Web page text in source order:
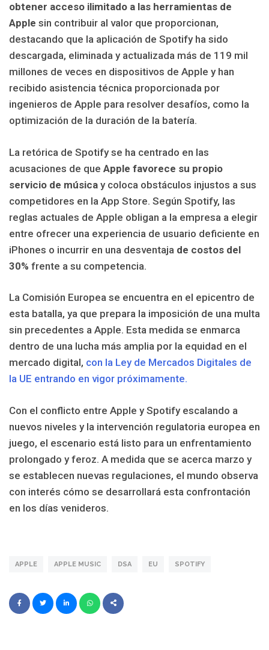
obtener acceso ilimitado a las herramientas de
Apple sin contribuir al valor que proporcionan,
destacando que la aplicación de Spotify ha sido
descargada, eliminada y actualizada más de 119 mil
millones de veces en dispositivos de Apple y han
recibido asistencia técnica proporcionada por
ingenieros de Apple para resolver desafíos, como la
optimización de la duración de la batería.
La retórica de Spotify se ha centrado en las
acusaciones de que Apple favorece su propio
servicio de música y coloca obstáculos injustos a sus
competidores en la App Store. Según Spotify, las
reglas actuales de Apple obligan a la empresa a elegir
entre ofrecer una experiencia de usuario deficiente en
iPhones o incurrir en una desventaja de costos del
30% frente a su competencia.
La Comisión Europea se encuentra en el epicentro de
esta batalla, ya que prepara la imposición de una multa
sin precedentes a Apple. Esta medida se enmarca
dentro de una lucha más amplia por la equidad en el
mercado digital, con la Ley de Mercados Digitales de
la UE entrando en vigor próximamente.
Con el conflicto entre Apple y Spotify escalando a
nuevos niveles y la intervención regulatoria europea en
juego, el escenario está listo para un enfrentamiento
prolongado y feroz. A medida que se acerca marzo y
se establecen nuevas regulaciones, el mundo observa
con interés cómo se desarrollará esta confrontación
en los días venideros.
APPLE APPLE MUSIC DSA EU SPOTIFY